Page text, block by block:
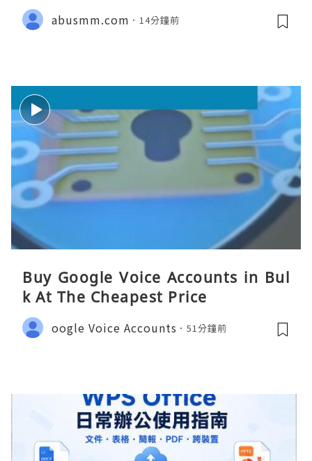
abusmm.com 14分鐘前
Buy Google Voice Accounts in Bul
k At The Cheapest Price
oogle Voice Accounts 51分鐘前